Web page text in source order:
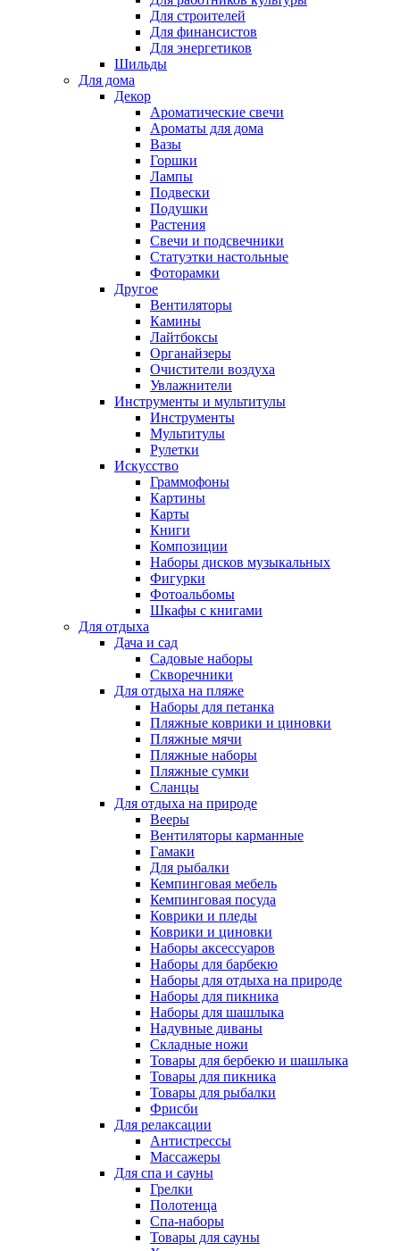
Для строителей
Для финансистов
Для энергетиков
Шильды
Для дома
Декор
Ароматические свечи
Ароматы для дома
Вазы
Горшки
Лампы
Подвески
Подушки
Растения
Свечи и подсвечники
Статуэтки настольные
Фоторамки
Другое
Вентиляторы
Камины
Лайтбоксы
Органайзеры
Очистители воздуха
Увлажнители
Инструменты и мультитулы
Инструменты
Мультитулы
Рулетки
Искусство
Граммофоны
Картины
Карты
Книги
Композиции
Наборы дисков музыкальных
Фигурки
Фотоальбомы
Шкафы с книгами
Для отдыха
Дача и сад
Садовые наборы
Скворечники
Для отдыха на пляже
Наборы для петанка
Пляжные коврики и циновки
Пляжные мячи
Пляжные наборы
Пляжные сумки
Сланцы
Для отдыха на природе
Вееры
Вентиляторы карманные
Гамаки
Для рыбалки
Кемпинговая мебель
Кемпинговая посуда
Коврики и пледы
Коврики и циновки
Наборы аксессуаров
Наборы для барбекю
Наборы для отдыха на природе
Наборы для пикника
Наборы для шашлыка
Надувные диваны
Складные ножи
Товары для бербекю и шашлыка
Товары для пикника
Товары для рыбалки
Фрисби
Для релаксации
Антистрессы
Массажеры
Для спа и сауны
Грелки
Полотенца
Спа-наборы
Товары для сауны